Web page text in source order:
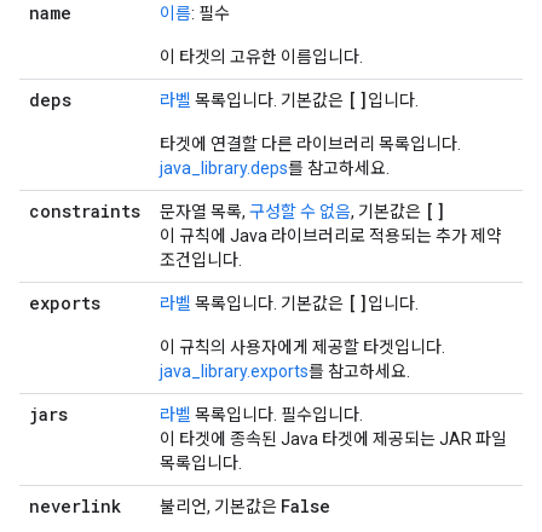
name 이름: 필수
이 타겟의 고유한 이름입니다.
deps 라벨 목록입니다. 기본값은 []입니다.
타겟에 연결할 다른 라이브러리 목록입니다.
java_library.deps를 참고하세요.
constraints 문자열 목록, 구성할 수 없음, 기본값은 []
이 규칙에 Java 라이브러리로 적용되는 추가 제약
조건입니다.
exports 라벨 목록입니다. 기본값은 []입니다.
이 규칙의 사용자에게 제공할 타겟입니다.
java_library.exports를 참고하세요.
jars 라벨 목록입니다. 필수입니다.
이 타겟에 종속된 Java 타겟에 제공되는 JAR 파일
목록입니다.
neverlink 불리언, 기본값은 False